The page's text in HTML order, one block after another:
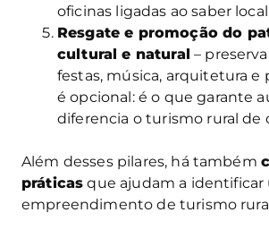
oficinas ligadas ao saber
Resgate e promoção do
cultural e natural –
festas, música, arquitetura e
é opcional: é o que garante
diferencia o turismo rural de
Além desses pilares, há também
práticas que ajudam a identificar
empreendimento de turismo